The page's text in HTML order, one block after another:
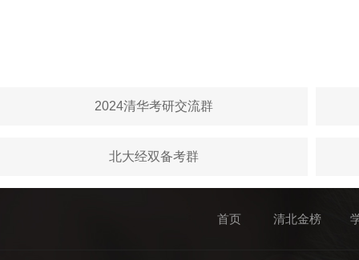
2024清华考研交流群
北大经双备考群
首页 清北金榜